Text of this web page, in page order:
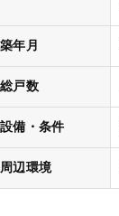
築年月
総戸数
設備・条件
周辺環境